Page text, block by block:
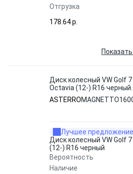
Отгрузка
178.64 p.
Диск колесный VW Golf 7
Octavia (12-) R16 черный
ASTERRO
ASTERRO
Лучшее предложение
Диск колесный VW Golf
(12-) R16 черный
Вероятность
Наличие